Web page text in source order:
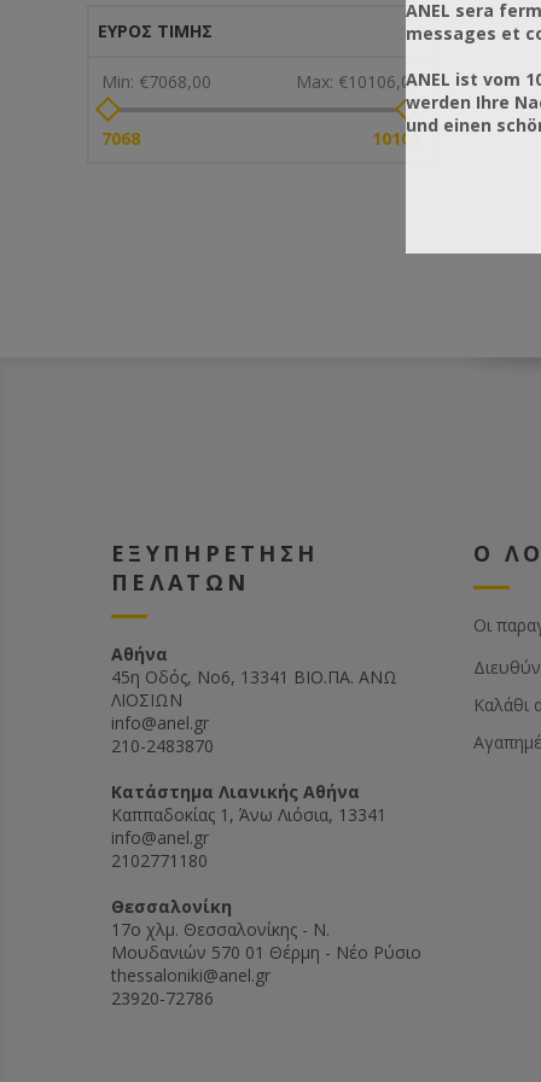
ΕΎΡΟΣ ΤΙΜΉΣ
Min: €7068,00 Max: €10106,00
7068 10106
ΕΞΥΠΗΡΕΤΗΣΗ
ΠΕΛΑΤΩΝ
Αθήνα
45η Οδός, Νο6, 13341 ΒΙΟ.ΠΑ. ΑΝΩ
ΛΙΟΣΙΩΝ
info@anel.gr
210-2483870
Kατάστημα Λιανικής Αθήνα
Καππαδοκίας 1, Άνω Λιόσια, 13341
info@anel.gr
2102771180
Θεσσαλονίκη
17ο χλμ. Θεσσαλονίκης - Ν.
Μουδανιών 570 01 Θέρμη - Νέο Ρύσιο
thessaloniki@anel.gr
23920-72786
Ο
Οι
Καλάθι
ANEL sera
messages et
ANEL ist vom
werden Ihre
und einen